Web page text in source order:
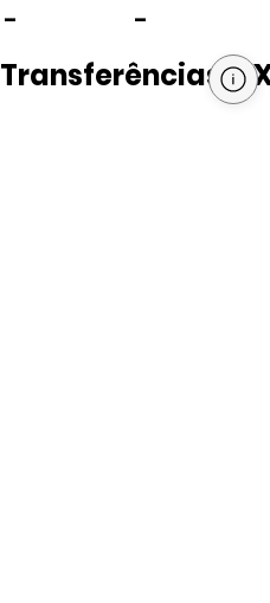
Transferências
- -